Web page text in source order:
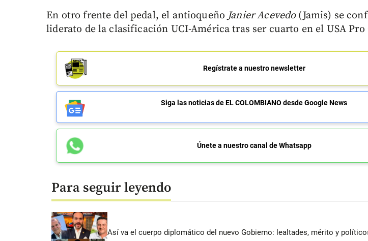
En otro frente del pedal, el antioqueñoJanier Acevedo(Jamis) se
liderato de la clasificación UCI-América tras ser cuarto en el USA Pro
Regístrate a nuestro newsletter
Siga las noticias de EL COLOMBIANO desde Google News
Únete a nuestro canal de Whatsapp
Para seguir leyendo
Así va el cuerpo diplomático del nuevo Gobierno: lealtades, mérito y